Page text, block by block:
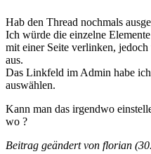
Hab den Thread nochmals
Ich würde die einzelne
mit einer Seite verlinken,
aus.
Das Linkfeld im Admin habe
auswählen.
Kann man das irgendwo
wo ?
Beitrag geändert von florian